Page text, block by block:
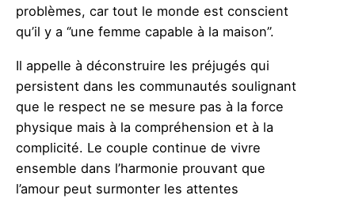
problèmes, car tout le monde est conscient
qu’il y a ‘’une femme capable à la maison’’.
Il appelle à déconstruire les préjugés qui
persistent dans les communautés soulignant
que le respect ne se mesure pas à la force
physique mais à la compréhension et à la
complicité. Le couple continue de vivre
ensemble dans l’harmonie prouvant que
l’amour peut surmonter les attentes